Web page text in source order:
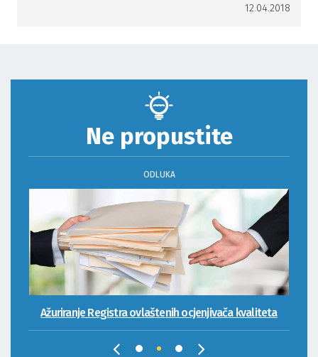
12.04.2018
Ne propustite
ODLUKA
Ažuriranje Registra ovlaštenih ocjenjivača kvaliteta